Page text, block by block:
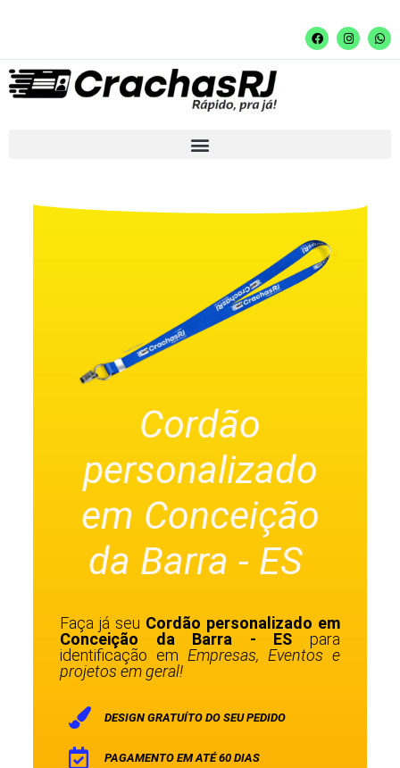
Cordão
personalizado
em Conceição
da Barra - ES
Faça já seu Cordão personalizado em
Conceição da Barra - ES para
identificação em Empresas, Eventos e
projetos em geral!
DESIGN GRATUÍTO DO SEU PEDIDO
PAGAMENTO EM ATÉ 60 DIAS